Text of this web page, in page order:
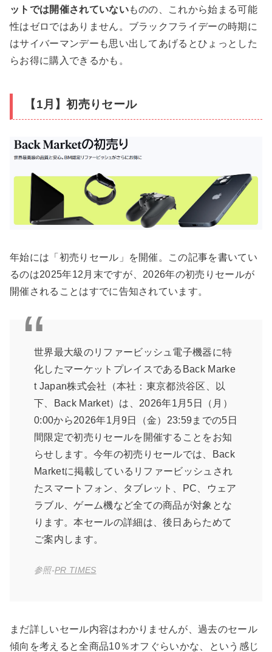
ットでは開催されていないものの、これから始まる可能
性はゼロではありません。ブラックフライデーの時期に
はサイバーマンデーも思い出してあげるとひょっとした
らお得に購入できるかも。
【1月】初売りセール
年始には「初売りセール」を開催。この記事を書いてい
るのは2025年12月末ですが、2026年の初売りセールが
開催されることはすでに告知されています。
世界最大級のリファービッシュ電子機器に特
化したマーケットプレイスであるBack Marke
t Japan株式会社（本社：東京都渋谷区、以
下、Back Market）は、2026年1月5日（月）
0:00から2026年1月9日（金）23:59までの5日
間限定で初売りセールを開催することをお知
らせします。今年の初売りセールでは、Back
Marketに掲載しているリファービッシュされ
たスマートフォン、タブレット、PC、ウェア
ラブル、ゲーム機など全ての商品が対象とな
ります。本セールの詳細は、後日あらためて
ご案内します。
参照‐PR TIMES
まだ詳しいセール内容はわかりませんが、過去のセール
傾向を考えると全商品10％オフぐらいかな、という感じ